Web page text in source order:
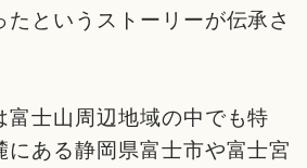
というストーリーが伝承さ
富士山周辺地域の中でも特
にある静岡県富士市や富士宮